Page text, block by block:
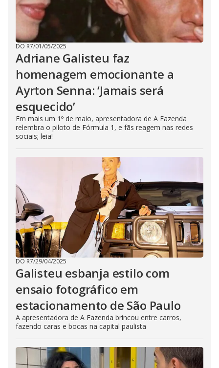
DO R7/01/05/2025
Adriane Galisteu faz
homenagem emocionante a
Ayrton Senna: ‘Jamais será
esquecido’
Em mais um 1º de maio, apresentadora de A Fazenda
relembra o piloto de Fórmula 1, e fãs reagem nas redes
sociais; leia!
DO R7/29/04/2025
Galisteu esbanja estilo com
ensaio fotográfico em
estacionamento de São Paulo
A apresentadora de A Fazenda brincou entre carros,
fazendo caras e bocas na capital paulista